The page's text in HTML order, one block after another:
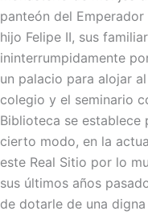
panteón del
hijo Felipe II, sus
ininterrumpidamente
un palacio para alojar
colegio y el seminario
Biblioteca se establece
cierto modo, en la
este Real Sitio por lo
sus últimos años
de dotarle de una